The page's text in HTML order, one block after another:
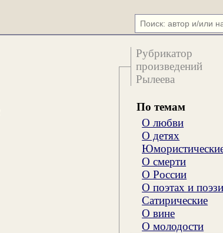
Рубрикатор
произведений
Рылеева
По темам
О любви
О детях
О смерти
О России
О поэтах и
Сатирические
О вине
О молодости